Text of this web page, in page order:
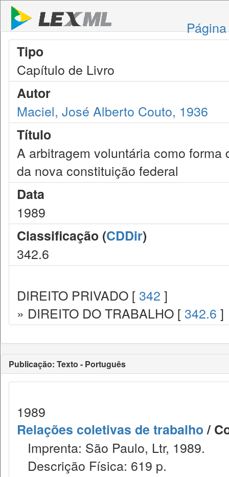
Tipo
Capítulo de Livro
Autor
Maciel, José Alberto Couto, 1936
Título
A arbitragem voluntária como
da nova constituição federal
Data
1989
Classificação (CDDir)
342.6
DIREITO PRIVADO [ 342 ]
» DIREITO DO TRABALHO [ 342.6 ]
Publicação: Texto - Português
1989
Relações coletivas de trabalho/
Imprenta: São Paulo, Ltr, 1989.
Descrição Física: 619 p.